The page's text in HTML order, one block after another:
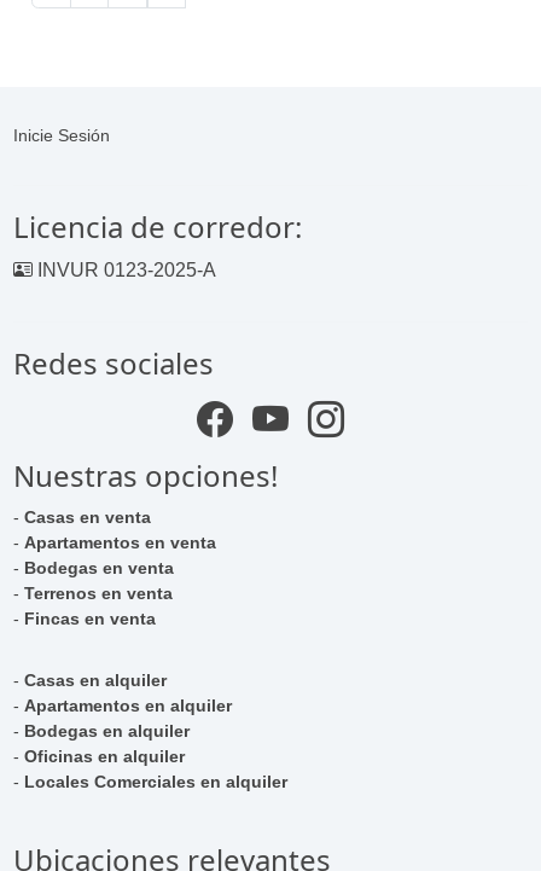
Inicie Sesión
Licencia de corredor:
INVUR 0123-2025-A
Redes sociales
Nuestras opciones!
-Casas en venta
-Apartamentos en venta
- Bodegas en venta
-Terrenos en venta
- Fincas en venta
-Casas en alquiler
-Apartamentos en alquiler
- Bodegas en alquiler
-Oficinas en alquiler
- Locales Comerciales en alquiler
Ubicaciones relevantes